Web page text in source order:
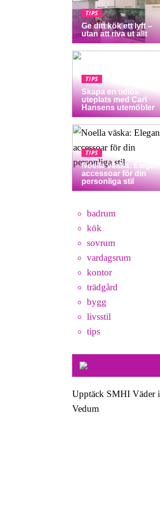
TIPS
Ge ditt kök ett lyft –
utan att riva ut allt
TIPS
Skapa en tidlös
uteplats med Carl
Hansens utemöbler
TIPS
Noella väska: Elegant
accessoar för din
personliga stil
badrum
kök
sovrum
vardagsrum
kontor
trädgård
bygg
livsstil
tips
Upptäck SMHI Väder i
Vedum